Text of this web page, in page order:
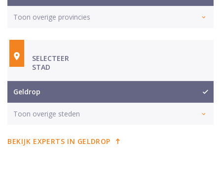
Toon overige provincies
SELECTEER
STAD
Geldrop
Toon overige steden
BEKIJK EXPERTS IN GELDROP